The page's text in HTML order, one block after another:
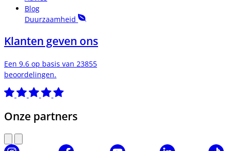
Blog
Duurzaamheid
Klanten geven ons
Een 9.6 op basis van 23855
beoordelingen.
Onze partners